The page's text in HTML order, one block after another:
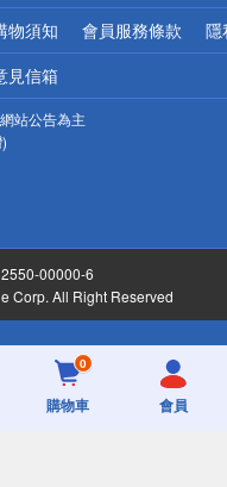
物須知 會員服務條款 隱
見信箱
站公告為主
00000-6
Corp. All Right Reserved
0
購物車 會員